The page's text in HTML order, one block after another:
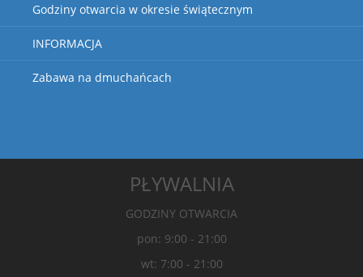
Godziny otwarcia w okresie świątecznym
INFORMACJA
Zabawa na dmuchańcach
PŁYWALNIA
GODZINY OTWARCIA
pon: 9:00 - 21:00
wt: 7:00 - 21:00